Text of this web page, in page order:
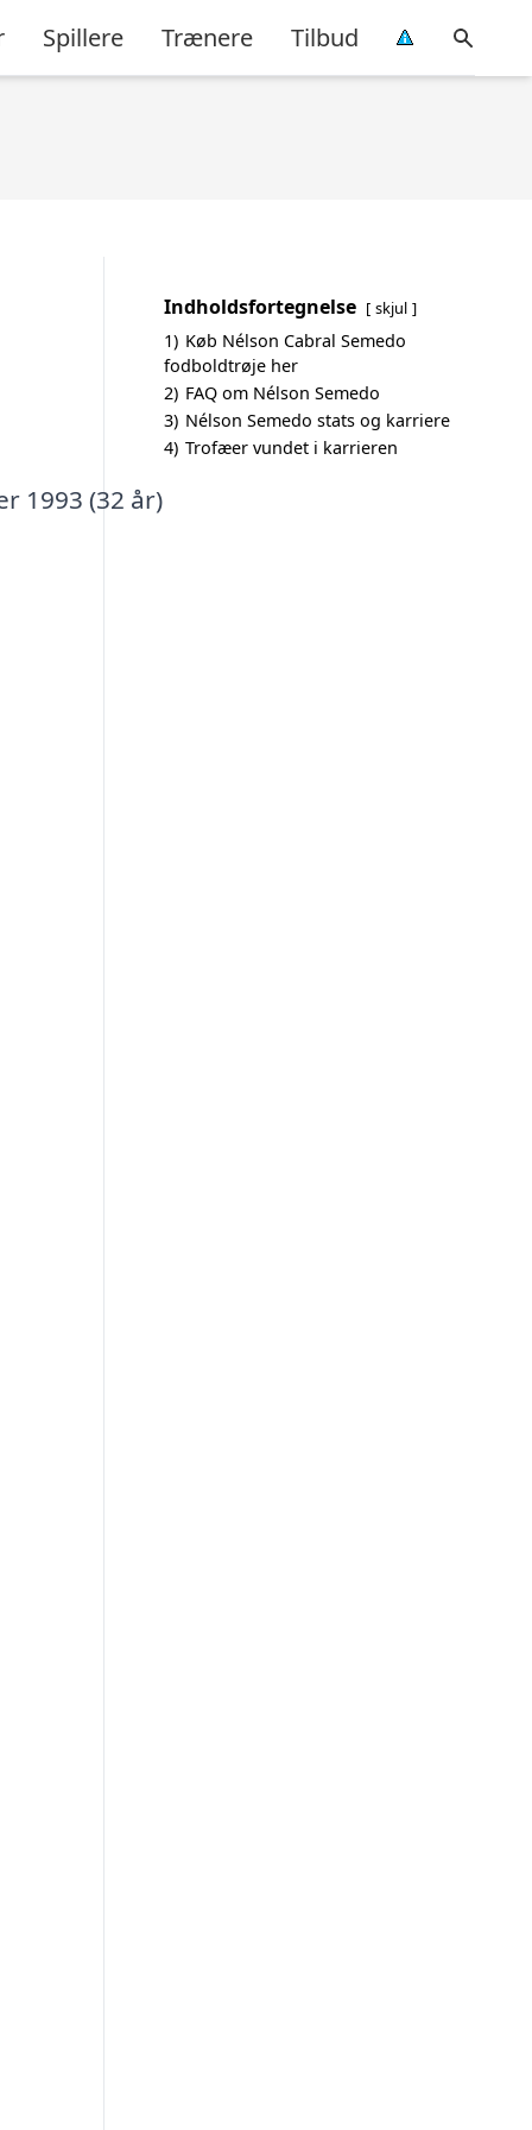
Spillere Trænere Tilbud
1993 (32 år)
Indholdsfortegnelse skjul
1) Køb Nélson Cabral Semedo
fodboldtrøje her
2) FAQ om Nélson Semedo
3) Nélson Semedo stats og karriere
4) Trofæer vundet i karrieren